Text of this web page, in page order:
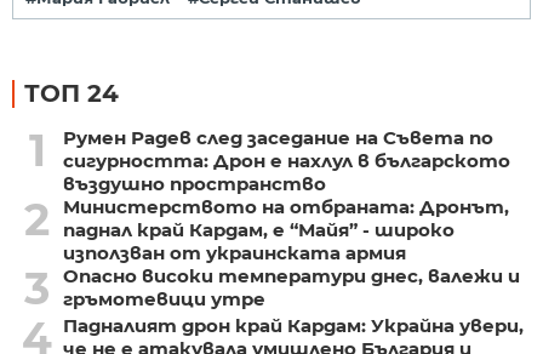
ТОП 24
1
Румен Радев след заседание на Съвета по
сигурността: Дрон е нахлул в българското
въздушно пространство
2
Министерството на отбраната: Дронът,
паднал край Кардам, е “Майя” - широко
използван от украинската армия
3
Опасно високи температури днес, валежи и
гръмотевици утре
4 Падналият дрон край Кардам: Украйна увери,
че не е атакувала умишлено България и